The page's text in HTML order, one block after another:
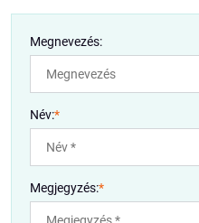
Megnevezés:
Név:*
Megjegyzés:*